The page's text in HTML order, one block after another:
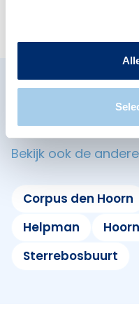
Omliggende
Groningen
Bekijk ook de
Corpus den Hoorn
Helpman
Sterrebosbuurt